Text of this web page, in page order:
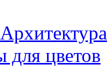
цветов